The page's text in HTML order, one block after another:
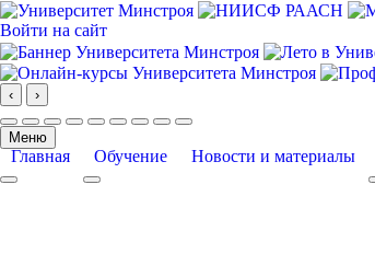
Войти на сайт
‹ ›
Меню
Главная
More about: Главная
Обучение
More about: Обучение
Новости и материалы